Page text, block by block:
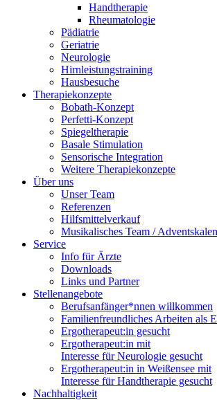
Handtherapie
Rheumatologie
Pädiatrie
Geriatrie
Neurologie
Hirnleistungstraining
Hausbesuche
Therapiekonzepte
Bobath-Konzept
Perfetti-Konzept
Spiegeltherapie
Basale Stimulation
Sensorische Integration
Weitere Therapiekonzepte
Über uns
Unser Team
Referenzen
Hilfsmittelverkauf
Musikalisches Team /
Service
Info für Ärzte
Downloads
Links und Partner
Stellenangebote
Berufsanfänger*nnen willkommen
Familienfreundliches Arbeiten als
Ergotherapeut:in gesucht
Ergotherapeut:in mit
Interesse für Neurologie gesucht
Ergotherapeut:in in Weißensee mit
Interesse für Handtherapie gesucht
Nachhaltigkeit